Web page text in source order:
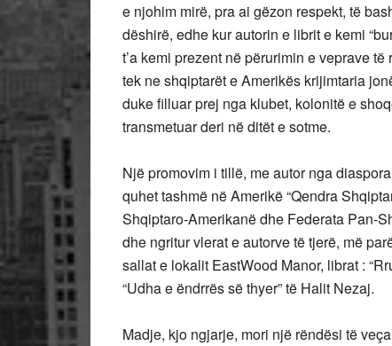
e njohim mirë, pra ai gëzon respekt, të
dëshirë, edhe kur autorin e librit e kemi
t’a kemi prezent në përurimin e veprave
tek ne shqiptarët e Amerikës krijimtaria
duke filluar prej nga klubet, kolonitë e
transmetuar deri në ditët e sotme.
Një promovim i tillë, me autor nga
quhet tashmë në Amerikë “Qendra
Shqiptaro-Amerikanë dhe Federata Pan-
dhe ngritur vlerat e autorve të tjerë, më
sallat e lokalit EastWood Manor, librat :
“Udha e ëndrrës së thyer” të Halit Nezaj.
Madje, kjo ngjarje, mori një rëndësi të